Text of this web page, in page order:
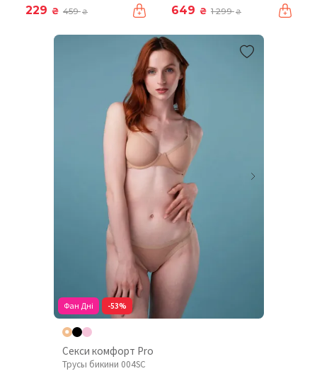
229 ₴ 459₴ 649 ₴ 1 299₴
Фан Дні -53%
Секси комфорт Pro
Трусы бикини 004SC